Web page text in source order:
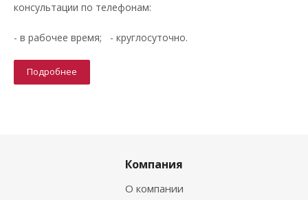
консультации по телефонам:
- в рабочее время; - круглосуточно.
Подробнее
Компания
О компании